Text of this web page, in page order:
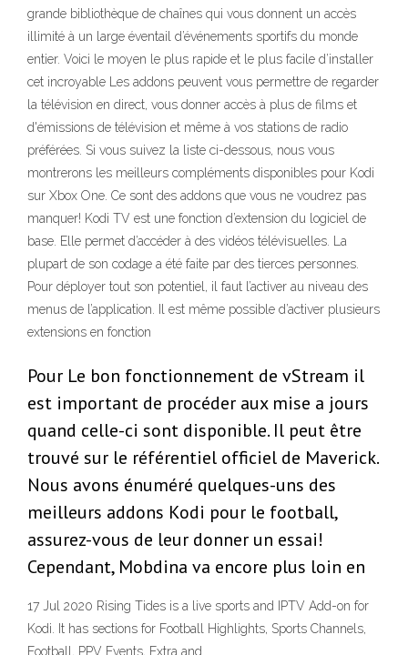
grande bibliothèque de chaînes qui vous donnent un accès
illimité à un large éventail d’événements sportifs du monde
entier. Voici le moyen le plus rapide et le plus facile d’installer
cet incroyable Les addons peuvent vous permettre de regarder
la télévision en direct, vous donner accès à plus de films et
d'émissions de télévision et même à vos stations de radio
préférées. Si vous suivez la liste ci-dessous, nous vous
montrerons les meilleurs compléments disponibles pour Kodi
sur Xbox One. Ce sont des addons que vous ne voudrez pas
manquer! Kodi TV est une fonction d’extension du logiciel de
base. Elle permet d’accéder à des vidéos télévisuelles. La
plupart de son codage a été faite par des tierces personnes.
Pour déployer tout son potentiel, il faut l’activer au niveau des
menus de l’application. Il est même possible d’activer plusieurs
extensions en fonction
Pour Le bon fonctionnement de vStream il
est important de procéder aux mise a jours
quand celle-ci sont disponible. Il peut être
trouvé sur le référentiel officiel de Maverick.
Nous avons énuméré quelques-uns des
meilleurs addons Kodi pour le football,
assurez-vous de leur donner un essai!
Cependant, Mobdina va encore plus loin en
17 Jul 2020 Rising Tides is a live sports and IPTV Add-on for
Kodi. It has sections for Football Highlights, Sports Channels,
Football, PPV Events, Extra and